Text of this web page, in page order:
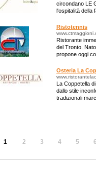
circondano LE
l'ospitalità della
Ristotennis
Ristorante
del Tronto.
propone oggi
Osteria La
La Coppetella
dallo stile
tradizionali
1 2 3 4 5